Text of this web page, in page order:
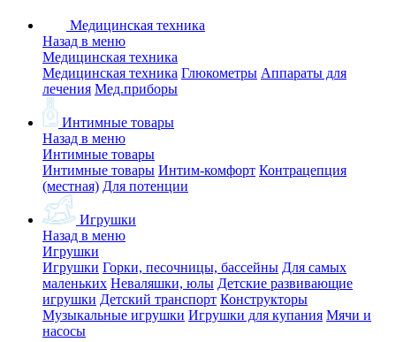
Медицинская техника
Назад в меню
Медицинская техника
Медицинская техника Глюкометры Аппараты для
лечения Мед.приборы
Интимные товары
Назад в меню
Интимные товары
Интимные товары Интим-комфорт Контрацепция
(местная) Для потенции
Игрушки
Назад в меню
Игрушки
Игрушки Горки, песочницы, бассейны Для самых
маленьких Неваляшки, юлы Детские развивающие
игрушки Детский транспорт Конструкторы
Музыкальные игрушки Игрушки для купания Мячи и
насосы